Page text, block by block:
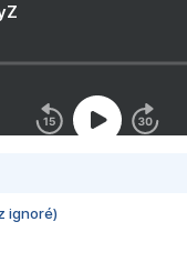
ignoré)